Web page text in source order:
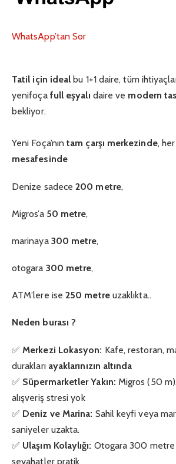
WhatsApp’tan Sor
Tatil için ideal bu 1+1 daire, tüm
yenifoça full eşyalı daire ve modern
bekliyor.
Yeni Foça’nıntam çarşı merkezinde,
mesafesinde
Denize sadece200 metre,
Migros’a 50 metre,
marinaya 300 metre,
otogara 300 metre,
ATM’lere ise250 metreuzaklıkta..
Neden burası ?
✅ Merkezi Lokasyon: Kafe, restoran,
durakları ayaklarınızın altında
✅ Süpermarketler Yakın: Migros (50
alışveriş stresi yok
✅ Deniz ve Marina: Sahil keyfi veya
saniyeler uzakta.
✅ Ulaşım Kolaylığı: Otogara 300 metre
seyahatler pratik